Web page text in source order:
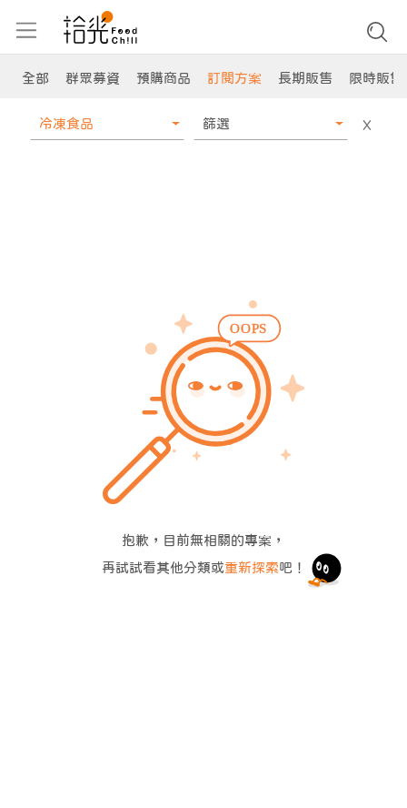
全部 群眾募資 預購商品 訂閱方案 長期販售 限時販售
冷凍食品 篩選 X
抱歉，目前無相關的專案，
再試試看其他分類或重新探索吧！